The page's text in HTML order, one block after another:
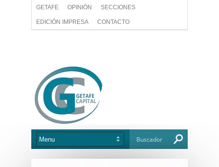
GETAFE OPINIÓN SECCIONES
EDICIÓN IMPRESA CONTACTO